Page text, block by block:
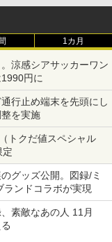
1カ月
涼感シアサッカーワン
円に
行止め端末を先頭にし
を実施
トクだ値スペシャル
定
グッズ公開。図録/ミ
ランドコラボが実現
素敵なあの人 11月